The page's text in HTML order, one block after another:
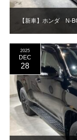
【新車】ホンダ N-
2025
DEC
28